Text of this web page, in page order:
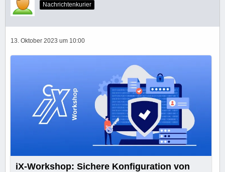
Nachrichtenkurier
13. Oktober 2023 um 10:00
iX-Workshop: Sichere Konfiguration von